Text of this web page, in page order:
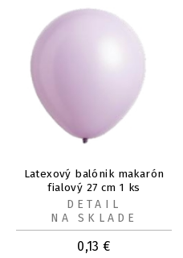
Latexový balónik makarón
fialový 27 cm 1 ks
0,13 €
DETAIL
NA SKLADE